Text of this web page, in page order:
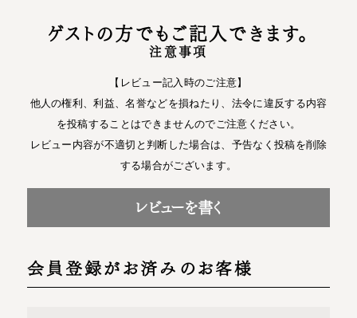
ゲストの方でもご記入できます。
注意事項
【レビュー記入時のご注意】
他人の権利、利益、名誉などを損ねたり、法令に違反する内容
を投稿することはできませんのでご注意ください。
レビュー内容が不適切と判断した場合は、予告なく投稿を削除
する場合がございます。
レビューを書く
会員登録がお済みのお客様